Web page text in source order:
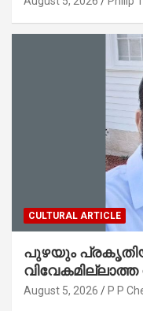
CULTURAL ARTICLE
പുഴയും
ദുരന്തങ്ങളും : റവ. ജെയിംസ് കെ.
August 5, 2026 P P